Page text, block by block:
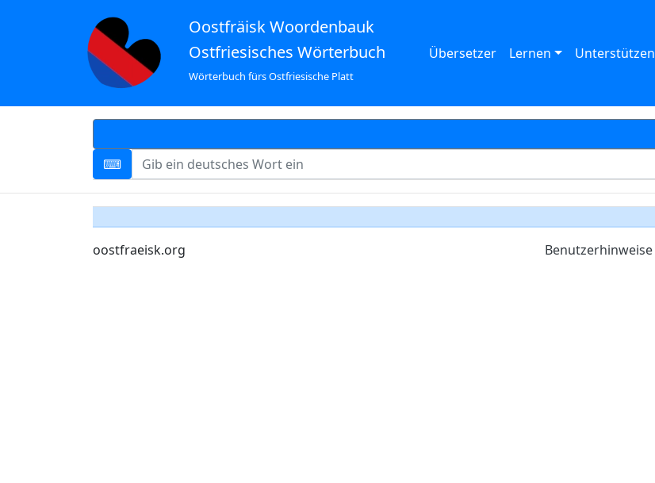
Oostfräisk Woordenbauk
Ostfriesisches Wörterbuch
Wörterbuch fürs Ostfriesische Platt
Übersetzer Lernen Unterstützen
oostfraeisk.org Benutzerhinweise